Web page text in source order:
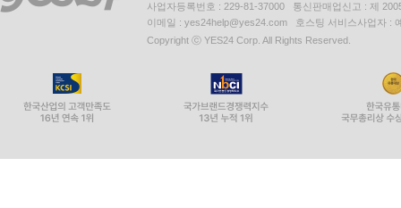
사업자등록번호 : 229-81-37000 통신판매업신고 : 제
이메일 : yes24help@yes24.com 호스팅 서비스사업자 :
Copyright ⓒ YES24 Corp. All Rights Reserved.